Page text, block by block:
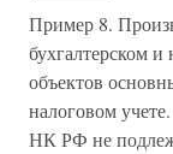
Пример 8.
бухгалтерском и
объектов
налоговом
НК РФ не